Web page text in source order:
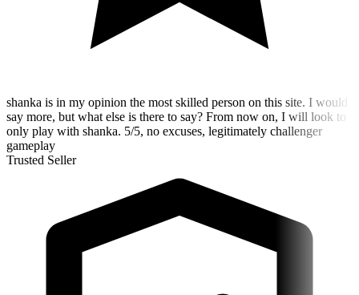
shanka is in my opinion the most skilled person on this site. I would
say more, but what else is there to say? From now on, I will look to
only play with shanka. 5/5, no excuses, legitimately challenger
gameplay
Trusted Seller